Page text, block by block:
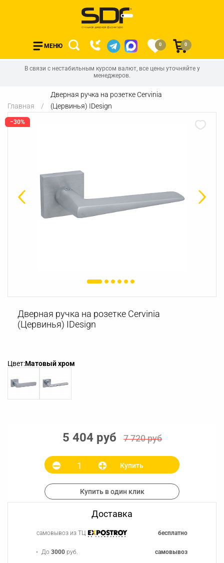
МЕНЮ 0 0
В связи с нестабильным курсом валют, все цены уточняйте у
менеджеров.
Главная
Дверная ручка на розетке Cervinia
(Цервинья) IDesign
−30%
Дверная ручка на розетке Cervinia
(Цервинья) IDesign
Цвет:Матовый хром
5 404 руб 7 720 руб
Купить
Купить в один клик
Доставка
самовывоз из ТЦ бесплатно
До3000 руб. самовывоз